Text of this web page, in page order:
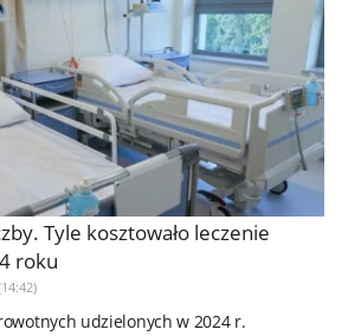
Tyle kosztowało leczenie
roku
udzielonych w 2024 r.